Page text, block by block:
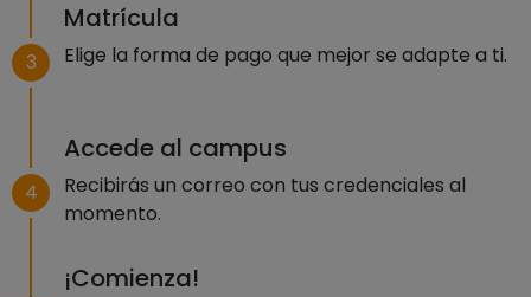
3
Matrícula
Elige la forma de pago que mejor se adapte a ti.
4
Accede al campus
Recibirás un correo con tus credenciales al
momento.
¡Comienza!